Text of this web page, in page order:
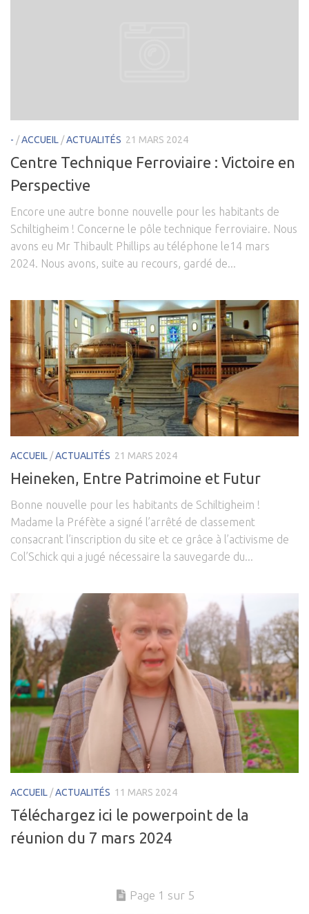
- /ACCUEIL /ACTUALITÉS 21 MARS 2024
Centre Technique Ferroviaire : Victoire en
Perspective
Encore une autre bonne nouvelle pour les habitants de
Schiltigheim ! Concerne le pôle technique ferroviaire. Nous
avons eu Mr Thibault Phillips au téléphone le14 mars
2024. Nous avons, suite au recours, gardé de...
ACCUEIL /ACTUALITÉS 21 MARS 2024
Heineken, Entre Patrimoine et Futur
Bonne nouvelle pour les habitants de Schiltigheim !
Madame la Préfète a signé l’arrêté de classement
consacrant l’inscription du site et ce grâce à l’activisme de
Col’Schick qui a jugé nécessaire la sauvegarde du...
ACCUEIL /ACTUALITÉS 11 MARS 2024
Téléchargez ici le powerpoint de la
réunion du 7 mars 2024
Page 1 sur 5